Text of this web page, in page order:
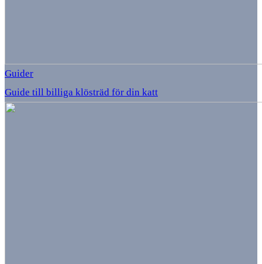
Guider
Guide till billiga klösträd för din katt